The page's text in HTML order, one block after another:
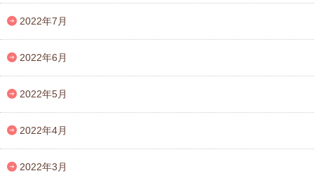
2022年7月
2022年6月
2022年5月
2022年4月
2022年3月